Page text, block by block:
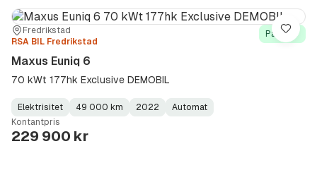
Sted:Fredrikstad
Forhandler:
RSA BIL Fredrikstad
På lager
Maxus Euniq 6
70 kWt 177hk Exclusive DEMOBIL
Fuel
Type:
Elektrisitet
Kilometerstand:
49 000 km
Model
Year:
2022
Gearbox
Type:
Automat
Kontantpris
229 900 kr
Lagre